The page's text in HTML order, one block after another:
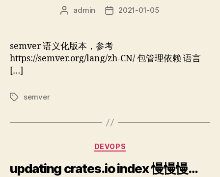
文
者
admin
发
期
2021-01-05
semver 语义化版本，参考
https://semver.org/lang/zh-CN/ 包管理依赖 语言
[…]
标
semver
分
DEVOPS
updating crates.io index 慢慢慢慢慢慢